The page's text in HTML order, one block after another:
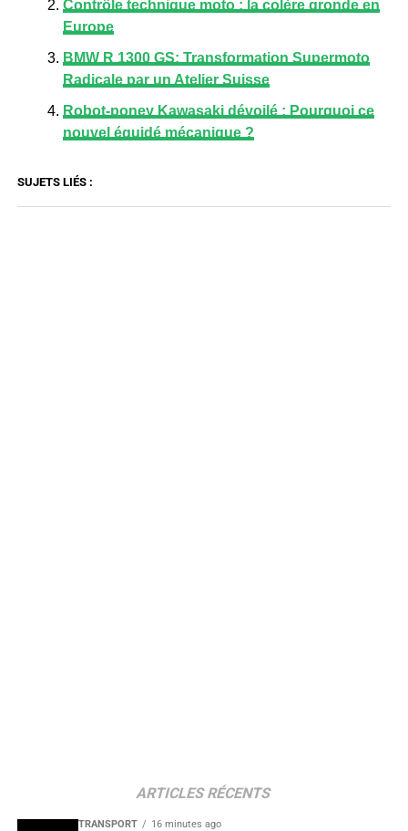
Contrôle technique moto : la colère gronde en
Europe
BMW R 1300 GS: Transformation Supermoto
Radicale par un Atelier Suisse
Robot-poney Kawasaki dévoilé : Pourquoi ce
nouvel équidé mécanique ?
ARTICLES RÉCENTS
TRANSPORT 16 minutes ago